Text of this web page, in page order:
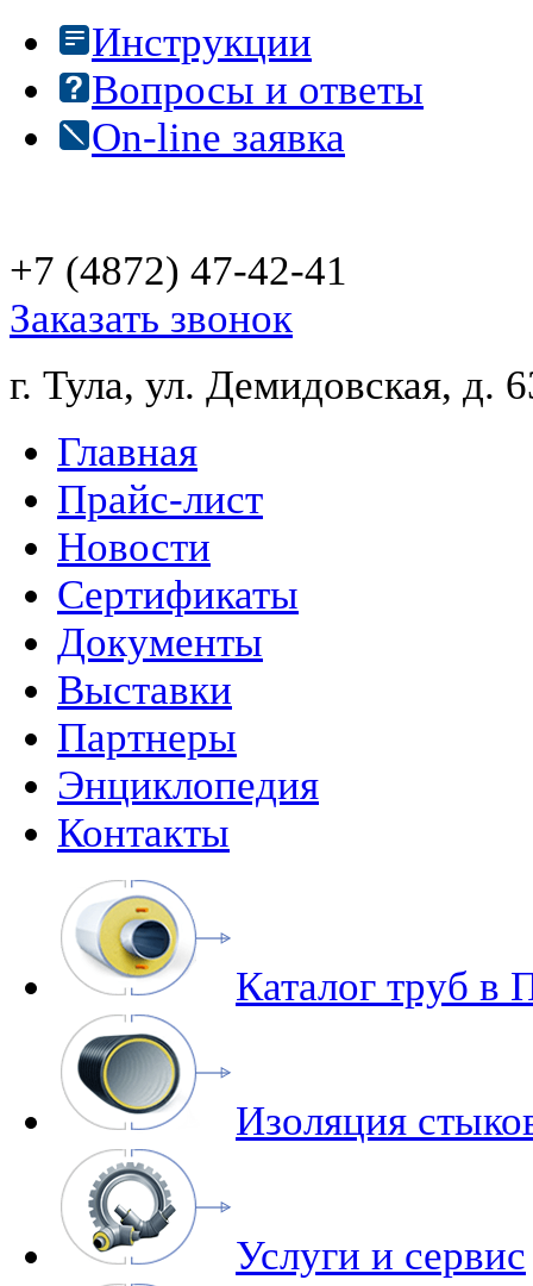
Инструкции
Вопросы и ответы
On-line заявка
+7 (4872) 47-42-41
Заказать звонок
г. Тула, ул. Демидовская, д.
Главная
Прайс-лист
Новости
Сертификаты
Документы
Выставки
Партнеры
Энциклопедия
Контакты
Каталог труб в
Изоляция
Услуги и сервис